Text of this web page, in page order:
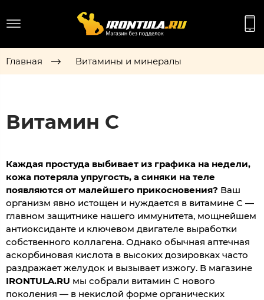
Главная Витамины и минералы
Витамин С
Каждая простуда выбивает из графика на недели,
кожа потеряла упругость, а синяки на теле
появляются от малейшего прикосновения? Ваш
организм явно истощен и нуждается в витамине C —
главном защитнике нашего иммунитета, мощнейшем
антиоксиданте и ключевом двигателе выработки
собственного коллагена. Однако обычная аптечная
аскорбиновая кислота в высоких дозировках часто
раздражает желудок и вызывает изжогу. В магазине
IRONTULA.RU мы собрали витамин C нового
поколения — в некислой форме органических